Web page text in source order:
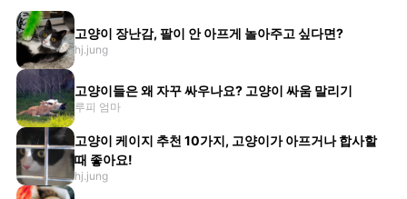
고양이 장난감, 팔이 안 아프게 놀아주고 싶다면?
hj.jung
고양이들은 왜 자꾸 싸우나요? 고양이 싸움 말리기
루피 엄마
고양이 케이지 추천 10가지, 고양이가 아프거나 합사할
때 좋아요!
hj.jung